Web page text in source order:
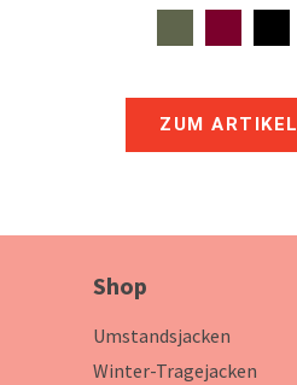
ZUM ARTIKEL
Shop
Umstandsjacken
Winter-Tragejacken